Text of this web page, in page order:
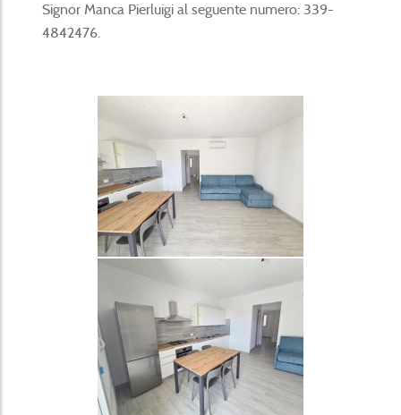
Signor Manca Pierluigi al seguente numero: 339-
4842476.